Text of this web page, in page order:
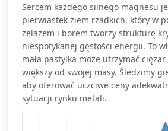
Sercem każdego silnego magnesu
pierwiastek ziem rzadkich, który w
żelazem i borem tworzy strukturę
niespotykanej gęstości energii. To
mała pastylka może utrzymać
większy od swojej masy. Śledzimy
aby oferować uczciwe ceny
sytuacji rynku metali.